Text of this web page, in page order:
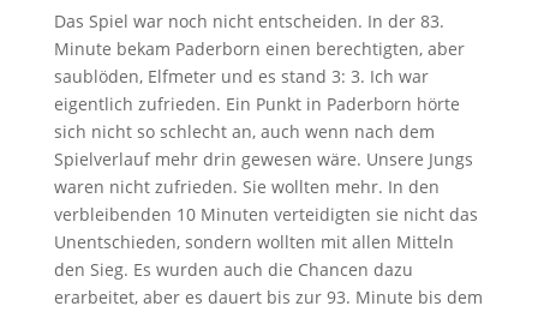
Das Spiel war noch nicht entscheiden. In der 83.
Minute bekam Paderborn einen berechtigten, aber
saublöden, Elfmeter und es stand 3: 3. Ich war
eigentlich zufrieden. Ein Punkt in Paderborn hörte
sich nicht so schlecht an, auch wenn nach dem
Spielverlauf mehr drin gewesen wäre. Unsere Jungs
waren nicht zufrieden. Sie wollten mehr. In den
verbleibenden 10 Minuten verteidigten sie nicht das
Unentschieden, sondern wollten mit allen Mitteln
den Sieg. Es wurden auch die Chancen dazu
erarbeitet, aber es dauert bis zur 93. Minute bis dem